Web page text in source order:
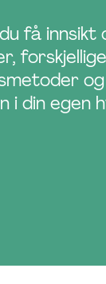
få
i din egen